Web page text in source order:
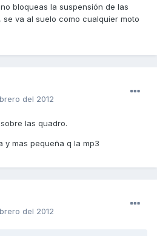
bloqueas la suspensión de las
va al suelo como cualquier moto
del 2012
las quadro.
y mas pequeña q la mp3
del 2012